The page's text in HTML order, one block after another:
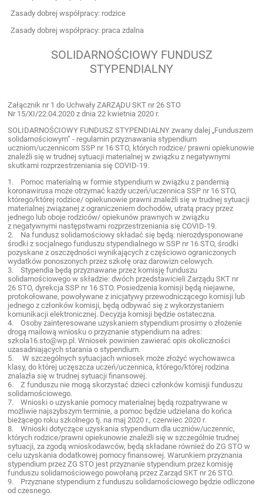
Zasady dobrej współpracy: rodzice
Zasady dobrej współpracy: praca zdalna
SOLIDARNOŚCIOWY FUNDUSZ
STYPENDIALNY
Załącznik nr 1 do Uchwały ZARZĄDU SKT nr 26 STO
Nr 15/XI/22.04.2020 z dnia 22 kwietnia 2020 r.
SOLIDARNOŚCIOWY FUNDUSZ STYPENDIALNY zwany dalej „Funduszem
solidarnościowym” - regulamin przyznawania stypendium
uczniom/uczennicom SSP nr 16 STO, których rodzice/ prawni opiekunowie
znaleźli się w trudnej sytuacji materialnej w związku z negatywnymi
skutkami rozprzestrzeniania się COVID-19.
1. Pomoc materialną w formie stypendium w związku z pandemią
koronawirusa może otrzymać każdy uczeń/uczennica SSP nr 16 STO,
którego/której rodzice/ opiekunowie prawni znaleźli się w trudnej sytuacji
materialnej związanej z ograniczeniem dochodów, utratą pracy przez
jednego lub oboje rodziców/ opiekunów prawnych w związku
z negatywnymi następstwami rozprzestrzeniania się COVID-19.
2. Na fundusz solidarnościowy składać się będą: nierozdysponowane
środki z socjalnego funduszu stypendialnego w SSP nr 16 STO, środki
pozyskane z oszczędności wynikających z częściowo ograniczonych
wydatków ponoszonych przez szkołę oraz darowizn celowych.
3. Stypendia będą przyznawane przez komisję funduszu
solidarnościowego w składzie: dwóch przedstawicieli Zarządu SKT nr
26 STO, dyrekcja SSP nr 16 STO. Posiedzenia komisji będą niejawne,
protokołowane, powoływane z inicjatywy przewodniczącego komisji lub
jednego z członków komisji, będą odbywać się z wykorzystaniem
komunikacji elektronicznej. Decyzja komisji będzie ostateczna.
4. Osoby zainteresowane uzyskaniem stypendium prosimy o złożenie
drogą mailową wniosku o przyznanie stypendium na adres:
szkola16.sto@wp.pl. Wniosek powinien zawierać opis okoliczności
uzasadniających starania o stypendium.
5. W szczególnych sytuacjach wniosek może złożyć wychowawca
klasy, do której uczęszcza uczeń/uczennica, którego/której rodzina
znalazła się w trudnej sytuacji finansowej.
6. Z funduszu nie mogą skorzystać dzieci członków komisji funduszu
solidarnościowego.
7. Wnioski o uzyskanie pomocy materialnej będą rozpatrywane w
możliwie najszybszym terminie, a pomoc będzie udzielana do końca
bieżącego roku szkolnego tj. na maj 2020 r., czerwiec 2020 r.
8. Wnioski dotyczące uzyskania stypendium dla uczniów/uczennic,
których rodzice/prawni opiekunowie znaleźli się w szczególnie trudnej
sytuacji, za zgodą wnioskodawców, będą składane również do ZG STO w
celu uzyskania dodatkowej pomocy finansowej. Warunkiem przyznania
stypendium przez ZG STO jest przyznanie stypendium przez komisję
funduszu solidarnościowego powołaną przez Zarząd SKT nr 26 STO.
9. Przyznane stypendium z funduszu solidarnościowego będzie odliczone
od czesnego.